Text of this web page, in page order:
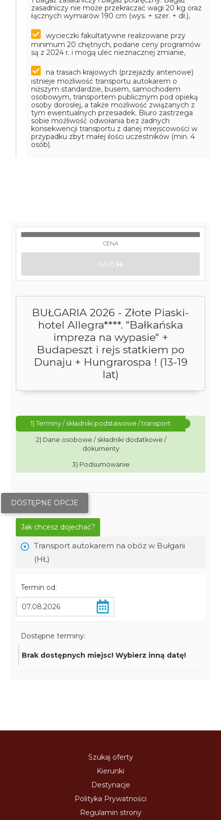
zasadniczy nie może przekraczać wagi 20 kg oraz
łącznych wymiarów 190 cm (wys. + szer. + dł.),
wycieczki fakultatywne realizowane przy
minimum 20 chętnych, podane ceny programów
są z 2024 r. i mogą ulec nieznacznej zmianie,
na trasach krajowych (przejazdy antenowe)
istnieje możliwość transportu autokarem o
niższym standardzie, busem, samochodem
osobowym, transportem publicznym pod opieką
osoby dorosłej, a także możliwość związanych z
tym ewentualnych przesiadek. Biuro zastrzega
sobie możliwość odwołania bez żadnych
konsekwencji transportu z danej miejscowości w
przypadku zbyt małej ilości uczestników (min. 4
osób).
BUŁGARIA 2026 - Złote Piaski-
hotel Allegra****. "Bałkańska
impreza na wypasie" +
Budapeszt i rejs statkiem po
Dunaju + Hungrarospa ! (13-19
lat)
1) Terminy / składniki podstawowe / transport
2) Dane osobowe / składniki dodatkowe /
dokumenty
3) Podsumowanie
DOSTĘPNE OPCJE
Jak chcesz dojechać?
Transport autokarem na obóz w Bułgarii
(HŁ)
Termin od:
Dostępne terminy:
Brak dostępnych miejsc! Wybierz inną datę!
CENA
DALEJ
Szukaj oferty
Kierunki
Destynacje
Polityka Prywatności
Regulamin strony